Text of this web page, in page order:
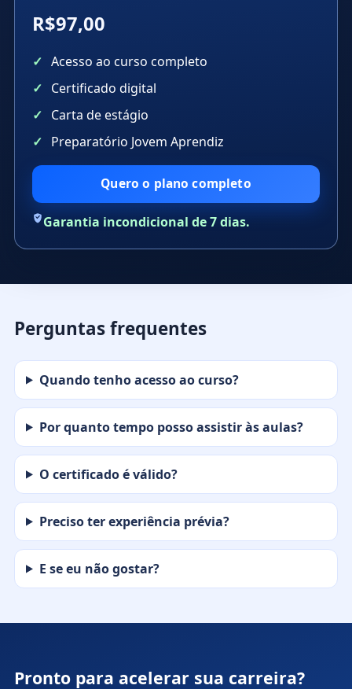
R$97,00
Acesso ao curso completo
Certificado digital
Carta de estágio
Preparatório Jovem Aprendiz
Quero o plano completo
Garantia incondicional de 7 dias.
Perguntas frequentes
Quando tenho acesso ao curso?
Por quanto tempo posso assistir às aulas?
O certificado é válido?
Preciso ter experiência prévia?
E se eu não gostar?
Pronto para acelerar sua carreira?